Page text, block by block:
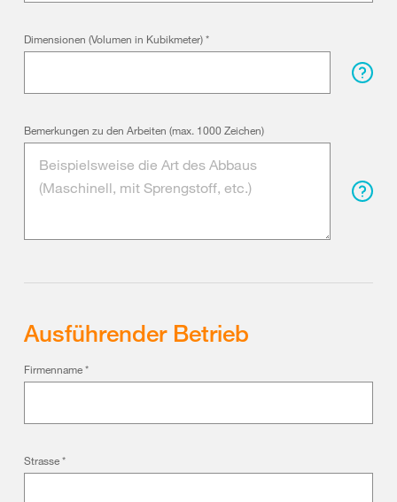
Dimensionen (Volumen in Kubikmeter)*
Bemerkungen zu den Arbeiten (max. 1000 Zeichen)
Ausführender Betrieb
Firmenname*
Strasse*